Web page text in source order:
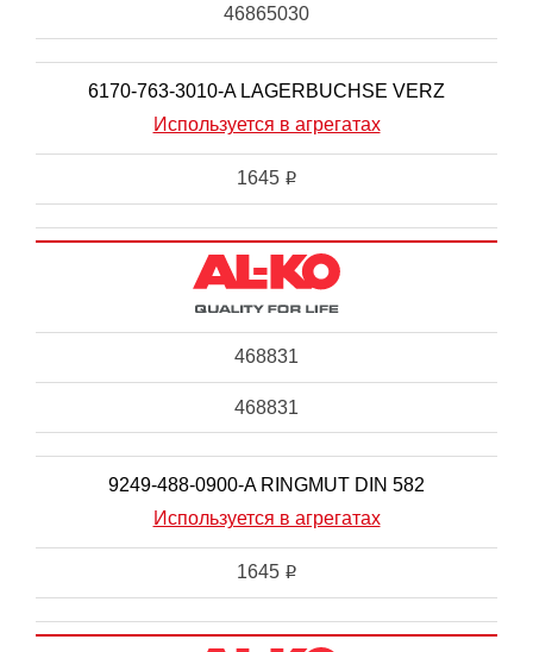
46865030
6170-763-3010-A LAGERBUCHSE VERZ
Используется в агрегатах
1645 i
468831
468831
9249-488-0900-A RINGMUT DIN 582
Используется в агрегатах
1645 i